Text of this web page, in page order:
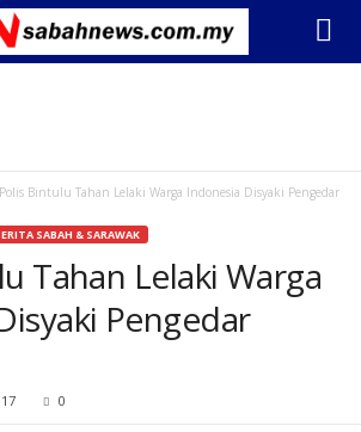
Polis Bintulu Tahan Lelaki Warga Indonesia Disyaki Pengedar
SABAH & SARAWAK
Tahan Lelaki Warga
Pengedar
0